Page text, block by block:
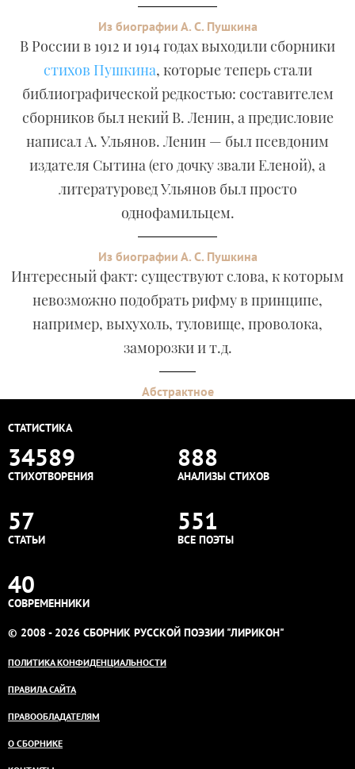
Из биографии А. С. Пушкина
В России в 1912 и 1914 годах выходили сборники
стихов Пушкина, которые теперь стали
библиографической редкостью: составителем
сборников был некий В. Ленин, а предисловие
написал А. Ульянов. Ленин — был псевдоним
издателя Сытина (его дочку звали Еленой), а
литературовед Ульянов был просто
однофамильцем.
Из биографии А. С. Пушкина
Интересный факт: существуют слова, к которым
невозможно подобрать рифму в принципе,
например, выхухоль, туловище, проволока,
заморозки и т.д.
Абстрактное
СТАТИСТИКА
34589
СТИХОТВОРЕНИЯ
888
АНАЛИЗЫ СТИХОВ
57
СТАТЬИ
551
ВСЕ ПОЭТЫ
40
СОВРЕМЕННИКИ
© 2008 - 2026 СБОРНИК РУССКОЙ ПОЭЗИИ "ЛИРИКОН"
ПОЛИТИКА КОНФИДЕНЦИАЛЬНОСТИ
ПРАВИЛА САЙТА
ПРАВООБЛАДАТЕЛЯМ
О СБОРНИКЕ